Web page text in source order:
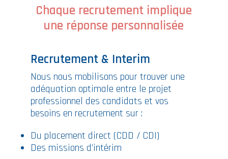
Chaque recrutement implique
une réponse personnalisée
Recrutement & Interim
Nous nous mobilisons pour trouver une
adéquation optimale entre le projet
professionnel des candidats et vos
besoins en recrutement sur :
Du placement direct (CDD / CDI)
Des missions d’intérim